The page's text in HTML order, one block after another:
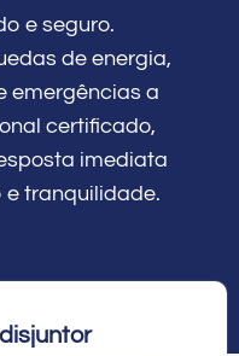
e seguro.
de energia,
emergências a
certificado,
imediata
tranquilidade.